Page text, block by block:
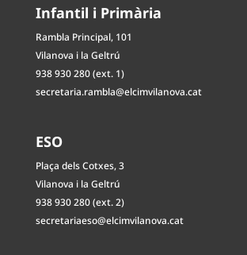
Infantil i Primària
Rambla Principal, 101
Vilanova i la Geltrú
938 930 280 (ext. 1)
secretaria.rambla@elcimvilanova.cat
ESO
Plaça dels Cotxes, 3
Vilanova i la Geltrú
938 930 280 (ext. 2)
secretariaeso@elcimvilanova.cat